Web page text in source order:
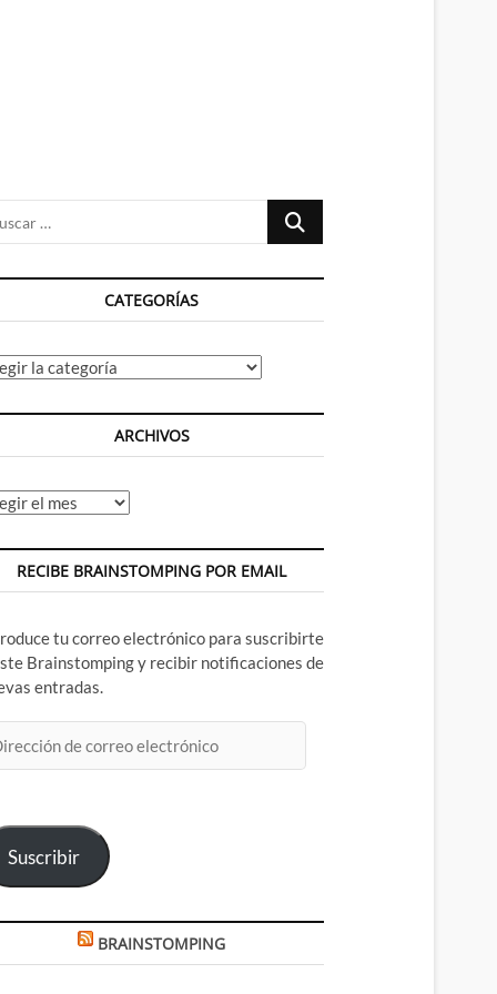
Buscar
CATEGORÍAS
ARCHIVOS
RECIBE BRAINSTOMPING POR EMAIL
tu correo electrónico para suscribirte
Brainstomping y recibir notificaciones de
entradas.
Suscribir
BRAINSTOMPING